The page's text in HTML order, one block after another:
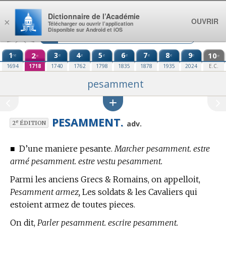
Aller au contenu
1re
1694
2e
1718
3e
1740
4e
1762
5e
1798
6e
1835
7e
1878
8e
1935
9e
2024
10e
E.C.
pesamment
2eÉDITION PESAMMENT. adv.
■ D’une maniere pesante. Marcher pesamment. estre
armé pesamment. estre vestu pesamment.
Parmi les anciens Grecs & Romains, on appelloit,
Pesamment armez, Les soldats & les Cavaliers qui
estoient armez de toutes pieces.
On dit, Parler pesamment. escrire pesamment.
×
Dictionnaire de l’Académie
Télécharger ou ouvrir l’application
Disponible sur Android et iOS
OUVRIR